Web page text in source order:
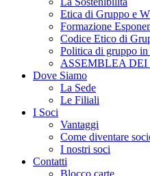
Etica di Gruppo e
Formazione
Codice Etico di
Politica di gruppo in
ASSEMBLEA DEI
Dove Siamo
La Sede
Le Filiali
I Soci
Vantaggi
Come diventare
I nostri soci
Contatti
Blocco carte